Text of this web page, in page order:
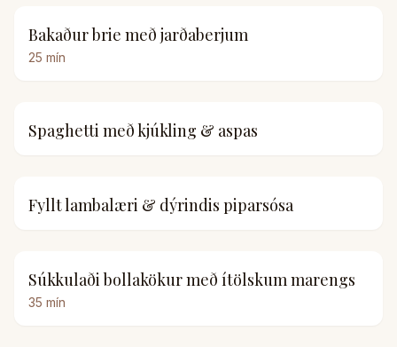
Bakaður brie með jarðaberjum
25 mín
Spaghetti með kjúkling & aspas
Fyllt lambalæri & dýrindis piparsósa
Súkkulaði bollakökur með ítölskum marengs
35 mín